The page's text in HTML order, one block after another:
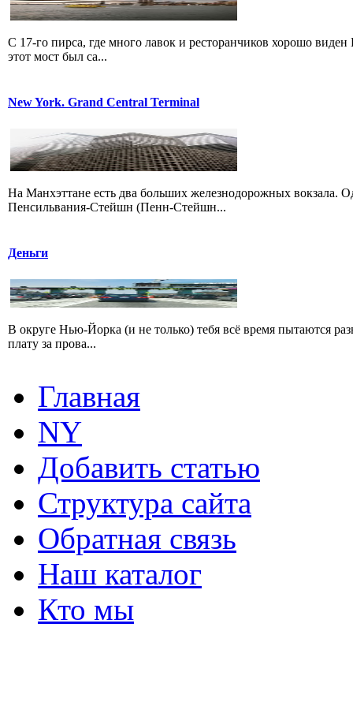
С 17-го пирса, где много лавок и ресторанчиков хорошо
этот мост был са...
New York. Grand Central Terminal
На Манхэттане есть два больших железнодорожных вокзала.
Пенсильвания-Стейшн (Пенн-Стейшн...
Деньги
В округе Нью-Йорка (и не только) тебя всё время пытаются
плату за прова...
Главная
NY
Добавить статью
Структура сайта
Обратная связь
Наш каталог
Кто мы